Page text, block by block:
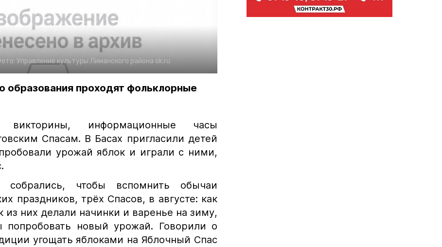
Управление культуры Лиманского района ok.ru
образования проходят фольклорные
викторины, информационные часы
Спасам. В Басах пригласили детей
урожай яблок и играли с ними,
чтобы вспомнить обычаи
праздников, трёх Спасов, в августе: как
из них делали начинки и варенье на зиму,
попробовать новый урожай. Говорили о
угощать яблоками на Яблочный Спас